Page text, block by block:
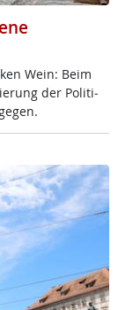
Wein: Beim
der Po­li­ti­